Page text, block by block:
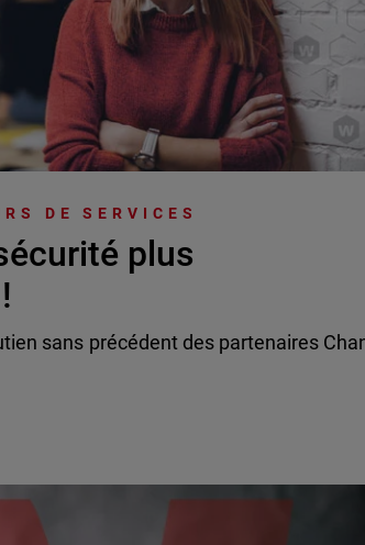
DE SERVICES
plus
sans précédent des partenaires